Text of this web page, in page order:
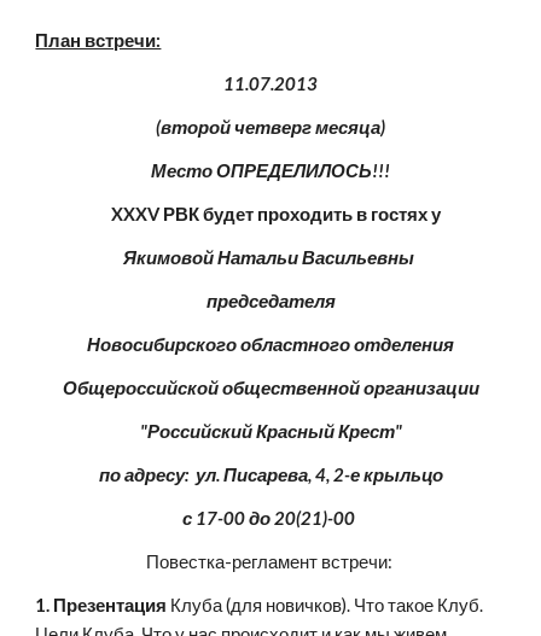
План встречи:
11.07.2013
(второй четверг месяца)
Место ОПРЕДЕЛИЛОСЬ!!!
XXXV РВК будет проходить в гостях у
Якимовой Натальи Васильевны
председателя
Новосибирского областного отделения
Общероссийской общественной организации
"Российский Красный Крест"
по адресу:  ул. Писарева, 4, 2-е крыльцо
с 17-00 до 20(21)-00
Повестка-регламент встречи:
1. Презентация Клуба (для новичков). Что такое Клуб.